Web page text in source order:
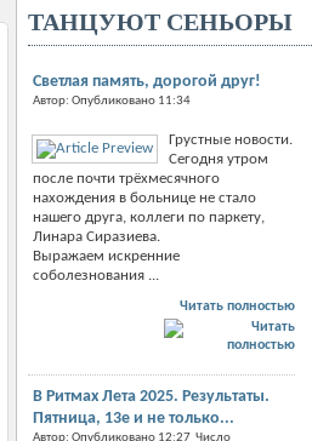
ТАНЦУЮТ СЕНЬОРЫ
Светлая память, дорогой друг!
Автор: Опубликовано 11:34
Грустные новости.
Сегодня утром
после почти трёхмесячного
нахождения в больнице не стало
нашего друга, коллеги по паркету,
Линара Сиразиева.
Выражаем искренние
соболезнования ...
Читать полностью
В Ритмах Лета 2025. Результаты.
Пятница, 13е и не только...
Автор: Опубликовано 12:27 Число